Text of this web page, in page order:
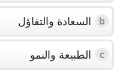
b السعادة والتفاؤل
c الطبيعة والنمو